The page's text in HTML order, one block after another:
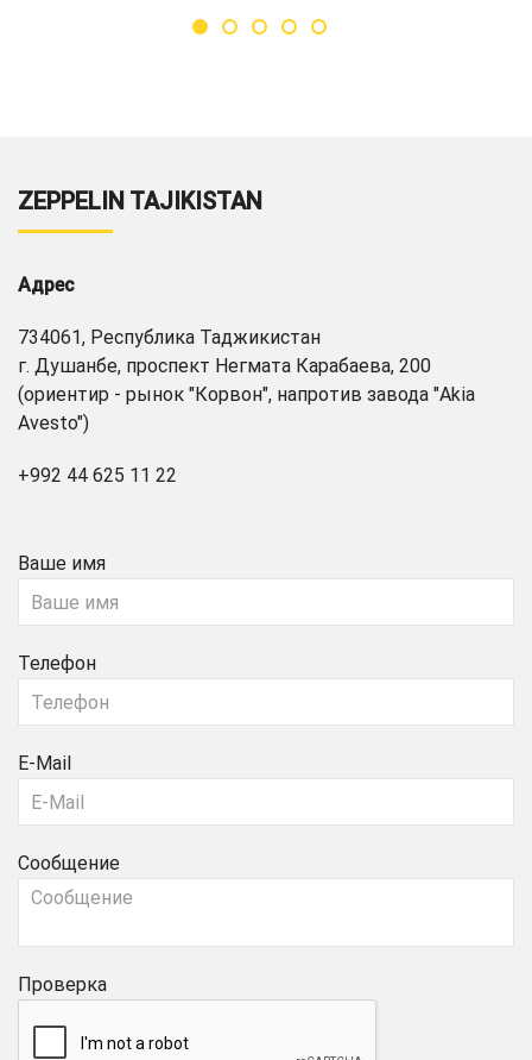
ZEPPELIN TAJIKISTAN
Адрес
734061, Республика Таджикистан
г. Душанбе, проспект Негмата Карабаева, 200
(ориентир - рынок "Корвон", напротив завода "Akia
Avesto")
+992 44 625 11 22
Ваше имя
Телефон
E-Mail
Сообщение
Проверка